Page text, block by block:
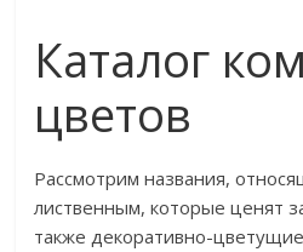
Каталог
цветов
Рассмотрим названия,
лиственным, которые ценят
также декоративно-